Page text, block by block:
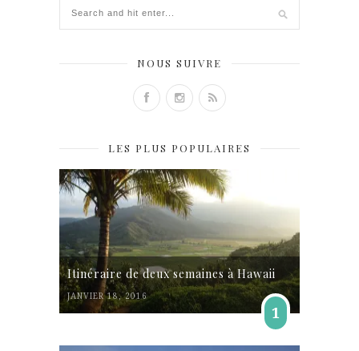
NOUS SUIVRE
LES PLUS POPULAIRES
Itinéraire de deux semaines à Hawaii
JANVIER 18, 2016
1